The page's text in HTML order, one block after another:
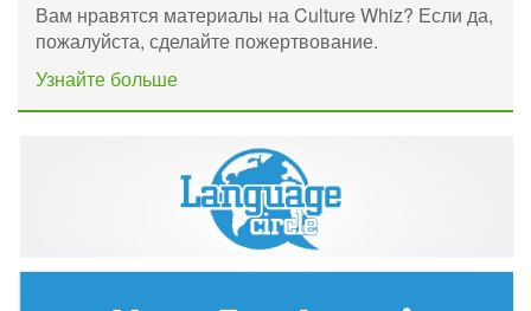
Вам нравятся материалы на Culture Whiz? Если да,
пожалуйста, сделайте пожертвование.
Узнайте больше